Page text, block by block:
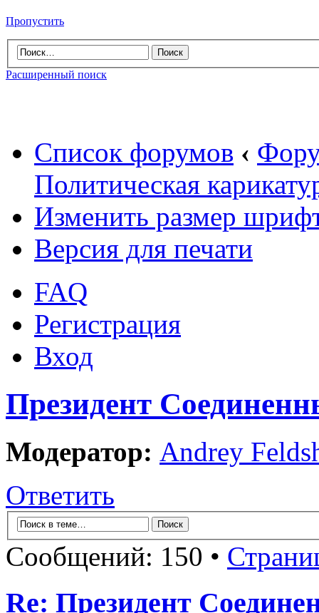
Пропустить
Расширенный поиск
Список форумов ‹
Политическая
Изменить размер
Версия для печати
FAQ
Регистрация
Вход
Президент
Модератор: Andrey
Ответить
Сообщений: 150 •
Re: Президент